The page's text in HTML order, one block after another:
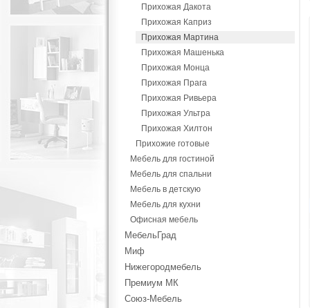
Прихожая Дакота
Прихожая Каприз
Прихожая Мартина
Прихожая Машенька
Прихожая Монца
Прихожая Прага
Прихожая Ривьера
Прихожая Ультра
Прихожая Хилтон
Прихожие готовые
Мебель для гостиной
Мебель для спальни
Мебель в детскую
Мебель для кухни
Офисная мебель
МебельГрад
Миф
Нижегородмебель
Премиум МК
Союз-Мебель